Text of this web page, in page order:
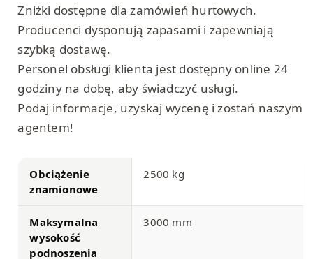
Zniżki dostępne dla zamówień hurtowych.
Producenci dysponują zapasami i zapewniają
szybką dostawę.
Personel obsługi klienta jest dostępny online 24
godziny na dobę, aby świadczyć usługi.
Podaj informacje, uzyskaj wycenę i zostań naszym
agentem!
Obciążenie
znamionowe
2500 kg
Maksymalna
wysokość
podnoszenia
3000 mm